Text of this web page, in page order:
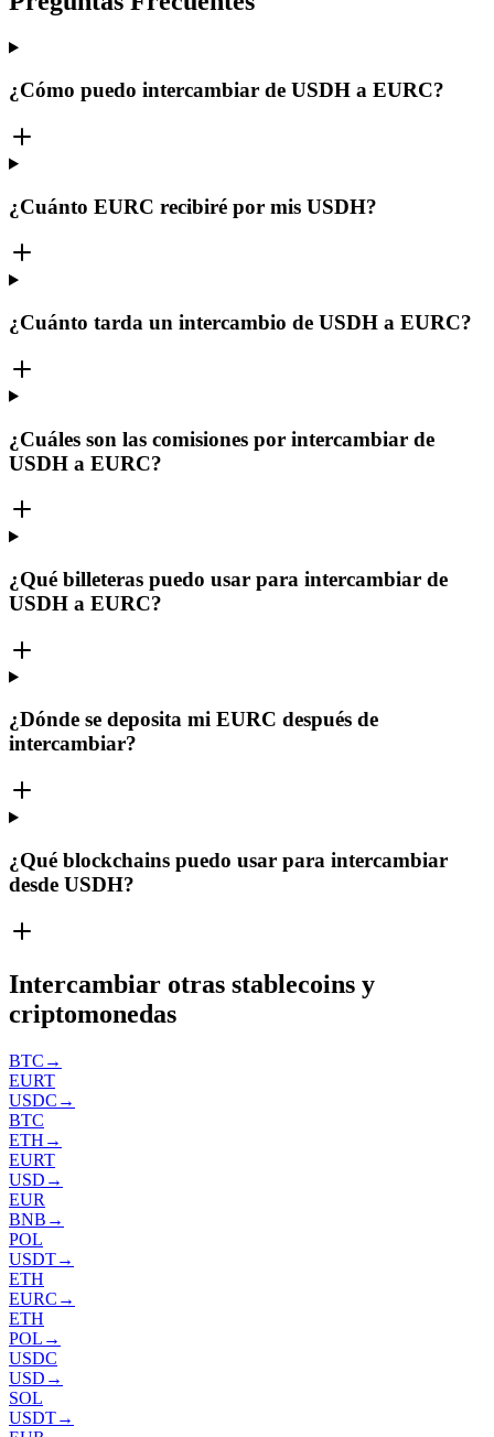
¿Cómo puedo intercambiar de USDH a EURC?
¿Cuánto EURC recibiré por mis USDH?
¿Cuánto tarda un intercambio de USDH a EURC?
¿Cuáles son las comisiones por intercambiar de
USDH a EURC?
¿Qué billeteras puedo usar para intercambiar de
USDH a EURC?
¿Dónde se deposita mi EURC después de
intercambiar?
¿Qué blockchains puedo usar para intercambiar
desde USDH?
Intercambiar otras stablecoins y
criptomonedas
BTC →
EURT
USDC →
BTC
ETH →
EURT
USD →
EUR
BNB →
POL
USDT→
ETH
EURC →
ETH
POL →
USDC
USD →
SOL
USDT→